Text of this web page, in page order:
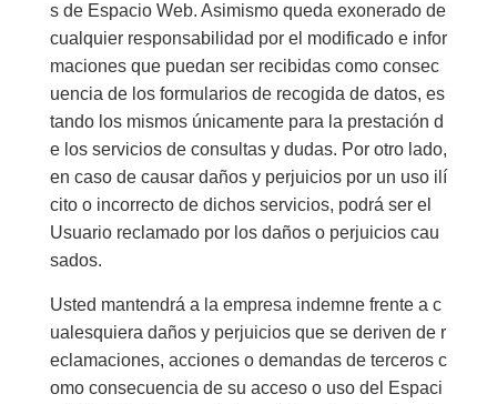
s de Espacio Web. Asimismo queda exonerado de
cualquier responsabilidad por el modificado e infor
maciones que puedan ser recibidas como consec
uencia de los formularios de recogida de datos, es
tando los mismos únicamente para la prestación d
e los servicios de consultas y dudas. Por otro lado,
en caso de causar daños y perjuicios por un uso ilí
cito o incorrecto de dichos servicios, podrá ser el
Usuario reclamado por los daños o perjuicios cau
sados.
Usted mantendrá a la empresa indemne frente a c
ualesquiera daños y perjuicios que se deriven de r
eclamaciones, acciones o demandas de terceros c
omo consecuencia de su acceso o uso del Espaci